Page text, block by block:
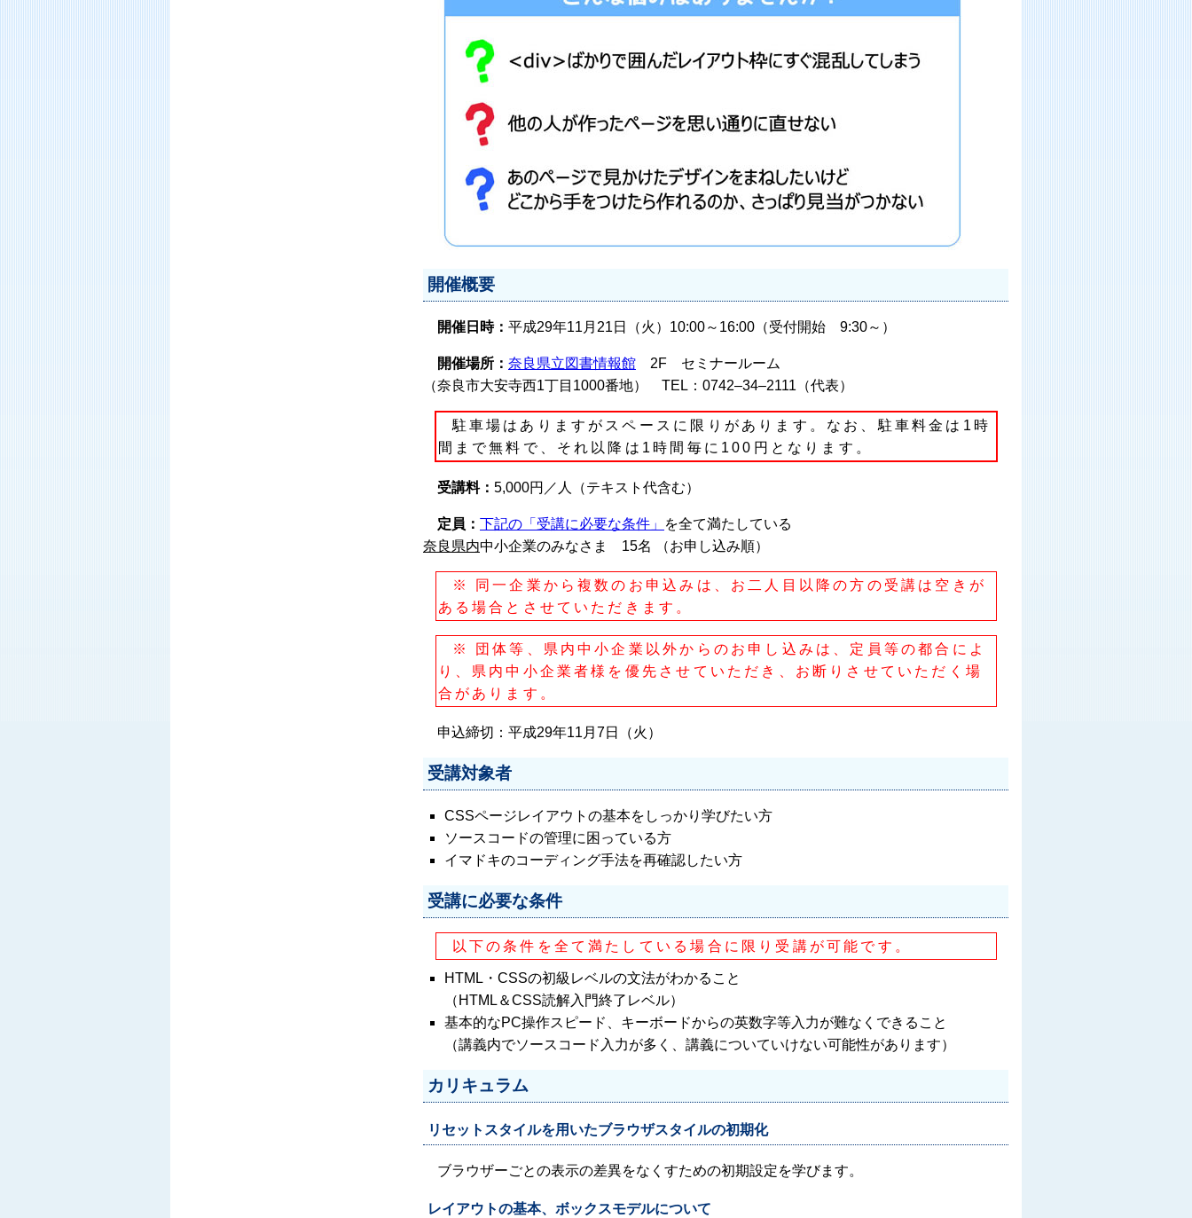
開催概要
開催日時： 平成29年11月21日（火）10:00～16:00（受付開始 9:30～）
開催場所： 奈良県立図書情報館 2F セミナールーム
（奈良市大安寺西1丁目1000番地） TEL：0742‒34‒2111（代表）
駐車場はありますがスペースに限りがあります。なお、駐車料金は1時
間まで無料で、それ以降は1時間毎に100円となります。
受講料： 5,000円／人（テキスト代含む）
定員： 下記の「受講に必要な条件」
を全て満たしている
奈良県内中小企業のみなさま 15名 （お申し込み順）
※ 同一企業から複数のお申込みは、お二人目以降の方の受講は空きが
ある場合とさせていただきます。
※ 団体等、県内中小企業以外からのお申し込みは、定員等の都合によ
り、県内中小企業者様を優先させていただき、お断りさせていただく場
合があります。
申込締切：平成29年11月7日（火）
受講対象者
CSSページレイアウトの基本をしっかり学びたい方
ソースコードの管理に困っている方
イマドキのコーディング手法を再確認したい方
受講に必要な条件
以下の条件を全て満たしている場合に限り受講が可能です。
HTML・CSSの初級レベルの文法がわかること
（HTML＆CSS読解入門終了レベル）
基本的なPC操作スピード、キーボードからの英数字等入力が難なくできること
（講義内でソースコード入力が多く、講義についていけない可能性があります）
カリキュラム
リセットスタイルを用いたブラウザスタイルの初期化
ブラウザーごとの表示の差異をなくすための初期設定を学びます。
レイアウトの基本、ボックスモデルについて